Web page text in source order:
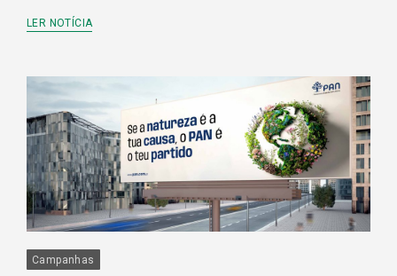
LER NOTÍCIA
Campanhas